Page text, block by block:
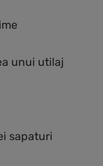
unui utilaj
sapaturi